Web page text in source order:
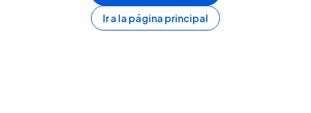
Ir a la página principal